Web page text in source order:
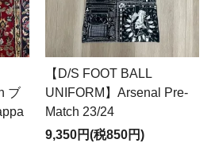
ブ
【D/S FOOT BALL
UNIFORM】Arsenal Pre-
Match 23/24
9,350円(税850円)